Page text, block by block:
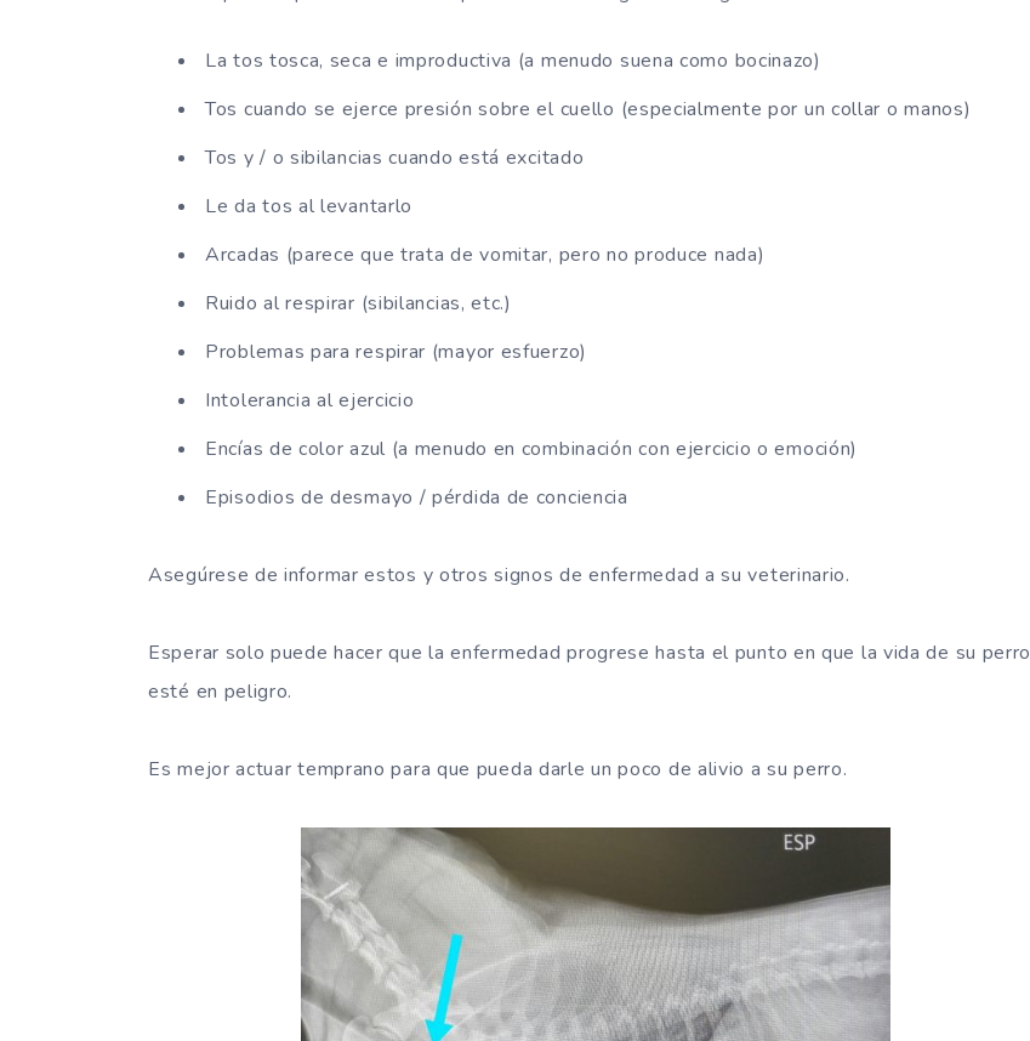
La tos tosca, seca e improductiva (a menudo suena como bocinazo)
Tos cuando se ejerce presión sobre el cuello (especialmente por un collar o manos)
Tos y / o sibilancias cuando está excitado
Le da tos al levantarlo
Arcadas (parece que trata de vomitar, pero no produce nada)
Ruido al respirar (sibilancias, etc.)
Problemas para respirar (mayor esfuerzo)
Intolerancia al ejercicio
Encías de color azul (a menudo en combinación con ejercicio o emoción)
Episodios de desmayo / pérdida de conciencia
Asegúrese de informar estos y otros signos de enfermedad a su veterinario.
Esperar solo puede hacer que la enfermedad progrese hasta el punto en que la vida de su perro
esté en peligro.
Es mejor actuar temprano para que pueda darle un poco de alivio a su perro.